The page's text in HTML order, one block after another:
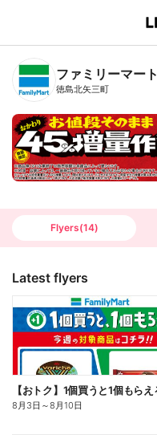
B
n
T
ファミリーマート
徳島北矢三町
Flyers(14)
Latest flyers
8月3日 ～8月10日